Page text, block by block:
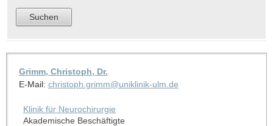
Grimm, Christoph, Dr.
E-Mail: christoph.grimm@uniklinik-ulm.de
Klinik für Neurochirurgie
Akademische Beschäftigte